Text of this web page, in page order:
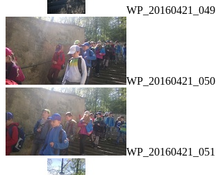
WP_20160421_049
WP_20160421_050
WP_20160421_051